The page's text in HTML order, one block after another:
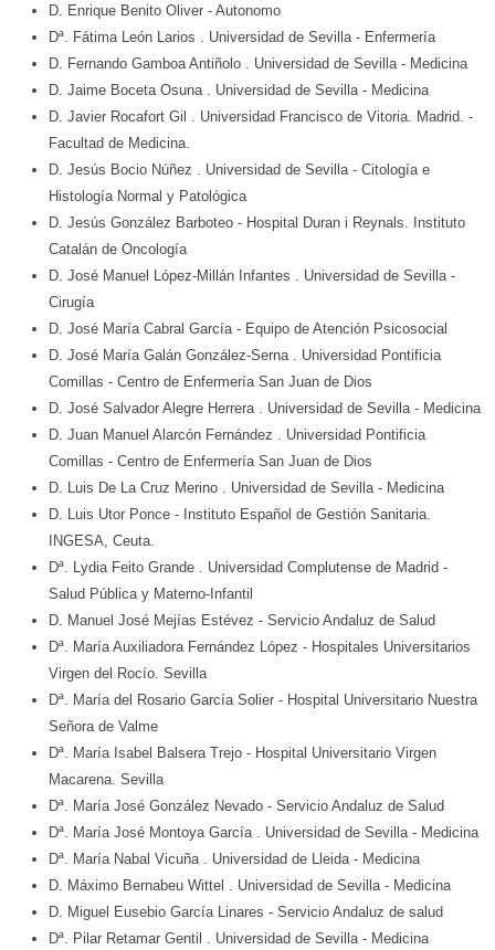
D. Enrique Benito Oliver - Autonomo
Dª. Fátima León Larios
. Universidad de Sevilla - Enfermería
D. Fernando Gamboa Antiñolo
. Universidad de Sevilla - Medicina
D. Jaime Boceta Osuna
. Universidad de Sevilla - Medicina
D. Javier Rocafort Gil
. Universidad Francisco de Vitoria. Madrid. -
Facultad de Medicina.
D. Jesús Bocio Núñez
. Universidad de Sevilla - Citología e
Histología Normal y Patológica
D. Jesús González Barboteo - Hospital Duran i Reynals. Instituto
Catalán de Oncología
D. José Manuel López-Millán Infantes
. Universidad de Sevilla -
Cirugía
D. José María Cabral García - Equipo de Atención Psicosocial
D. José María Galán González-Serna
. Universidad Pontificia
Comillas - Centro de Enfermería San Juan de Dios
D. José Salvador Alegre Herrera
. Universidad de Sevilla - Medicina
D. Juan Manuel Alarcón Fernández
. Universidad Pontificia
Comillas - Centro de Enfermería San Juan de Dios
D. Luis De La Cruz Merino
. Universidad de Sevilla - Medicina
D. Luis Utor Ponce - Instituto Español de Gestión Sanitaria.
INGESA, Ceuta.
Dª. Lydia Feito Grande
. Universidad Complutense de Madrid -
Salud Pública y Materno-Infantil
D. Manuel José Mejías Estévez - Servicio Andaluz de Salud
Dª. María Auxiliadora Fernández López - Hospitales Universitarios
Virgen del Rocío. Sevilla
Dª. María del Rosario García Solier - Hospital Universitario Nuestra
Señora de Valme
Dª. María Isabel Balsera Trejo - Hospital Universitario Virgen
Macarena. Sevilla
Dª. María José González Nevado - Servicio Andaluz de Salud
Dª. María José Montoya García
. Universidad de Sevilla - Medicina
Dª. María Nabal Vicuña
. Universidad de Lleida - Medicina
D. Máximo Bernabeu Wittel
. Universidad de Sevilla - Medicina
D. Miguel Eusebio García Linares - Servicio Andaluz de salud
Dª. Pilar Retamar Gentil
. Universidad de Sevilla - Medicina